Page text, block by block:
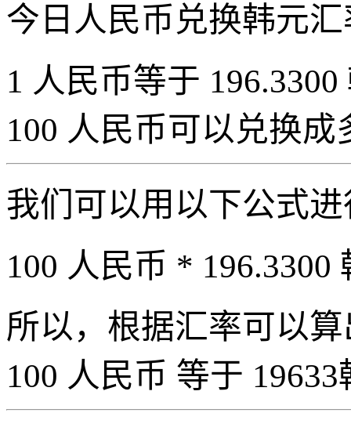
今日人民币兑换韩元
1 人民币等于
100 人民币可以兑换成
我们可以用以下公式
100 人民币 * 196.3300
所以，根据汇率可以
100 人民币 等于